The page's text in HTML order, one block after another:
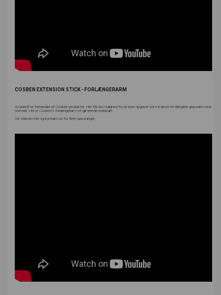
COSBEN EXTENSION STICK - FORLÆNGERARM
Scanbolt er forhandler af Cosben produkter. Her får du mulighed for at løse opgaver som kræver en længere gravearm end
normalt. Her er Cosben's forlængerarm et glimrende redskab!
Se videoen her og kontakt os for flere oplysninger.